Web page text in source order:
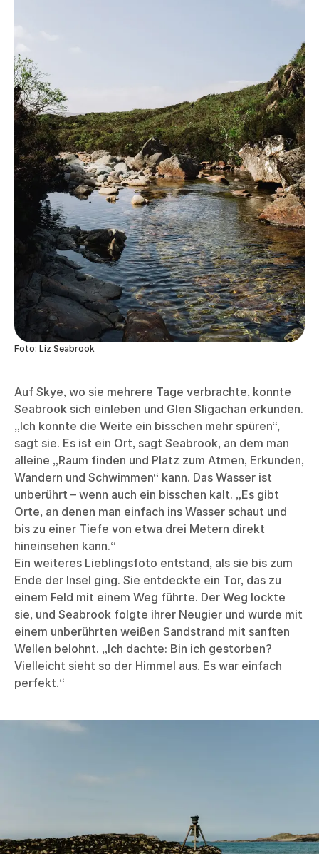
Foto: Liz Seabrook
Auf Skye, wo sie mehrere Tage verbrachte, konnte
Seabrook sich einleben und Glen Sligachan erkunden.
„Ich konnte die Weite ein bisschen mehr spüren“,
sagt sie. Es ist ein Ort, sagt Seabrook, an dem man
alleine „Raum finden und Platz zum Atmen, Erkunden,
Wandern und Schwimmen“ kann. Das Wasser ist
unberührt – wenn auch ein bisschen kalt. „Es gibt
Orte, an denen man einfach ins Wasser schaut und
bis zu einer Tiefe von etwa drei Metern direkt
hineinsehen kann.“
Ein weiteres Lieblingsfoto entstand, als sie bis zum
Ende der Insel ging. Sie entdeckte ein Tor, das zu
einem Feld mit einem Weg führte. Der Weg lockte
sie, und Seabrook folgte ihrer Neugier und wurde mit
einem unberührten weißen Sandstrand mit sanften
Wellen belohnt. „Ich dachte: Bin ich gestorben?
Vielleicht sieht so der Himmel aus. Es war einfach
perfekt.“